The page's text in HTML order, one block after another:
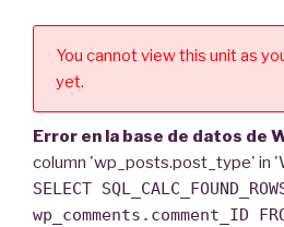
You cannot view this unit as
yet.
Error en la base de datos de
column 'wp_posts.post_type' in
SELECT
wp_comments.comment_ID